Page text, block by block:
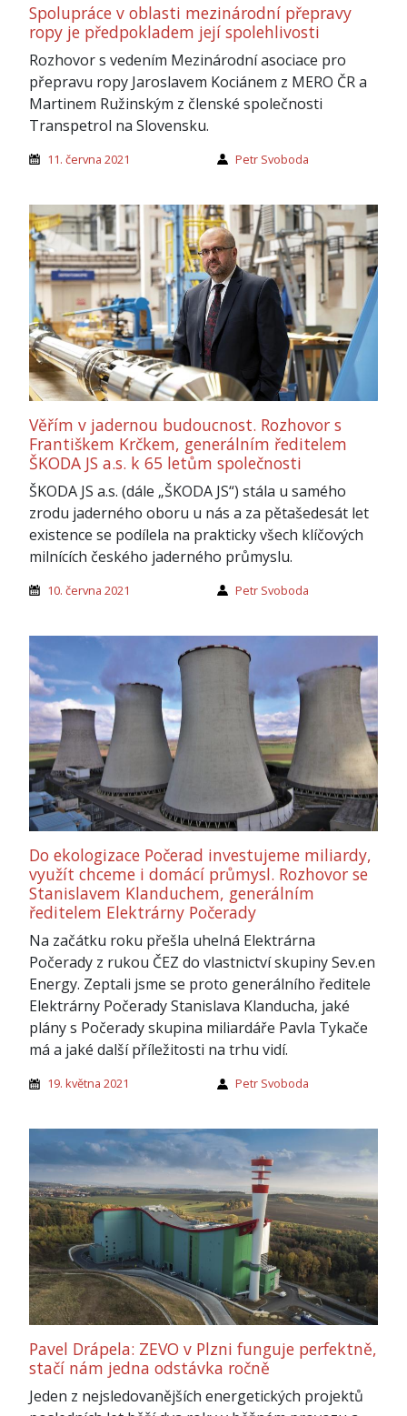
Spolupráce v oblasti mezinárodní přepravy
ropy je předpokladem její spolehlivosti
Rozhovor s vedením Mezinárodní asociace pro
přepravu ropy Jaroslavem Kociánem z MERO ČR a
Martinem Ružinským z členské společnosti
Transpetrol na Slovensku.
11. června 2021 Petr Svoboda
Věřím v jadernou budoucnost. Rozhovor s
Františkem Krčkem, generálním ředitelem
ŠKODA JS a.s. k 65 letům společnosti
ŠKODA JS a.s. (dále „ŠKODA JS“) stála u samého
zrodu jaderného oboru u nás a za pětašedesát let
existence se podílela na prakticky všech klíčových
milnících českého jaderného průmyslu.
10. června 2021 Petr Svoboda
Do ekologizace Počerad investujeme miliardy,
využít chceme i domácí průmysl. Rozhovor se
Stanislavem Klanduchem, generálním
ředitelem Elektrárny Počerady
Na začátku roku přešla uhelná Elektrárna
Počerady z rukou ČEZ do vlastnictví skupiny Sev.en
Energy. Zeptali jsme se proto generálního ředitele
Elektrárny Počerady Stanislava Klanducha, jaké
plány s Počerady skupina miliardáře Pavla Tykače
má a jaké další příležitosti na trhu vidí.
19. května 2021 Petr Svoboda
Pavel Drápela: ZEVO v Plzni funguje perfektně,
stačí nám jedna odstávka ročně
Jeden z nejsledovanějších energetických projektů